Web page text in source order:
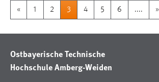
« 1 2 3 4 5 6 .... »
Ostbayerische Technische
Hochschule Amberg-Weiden